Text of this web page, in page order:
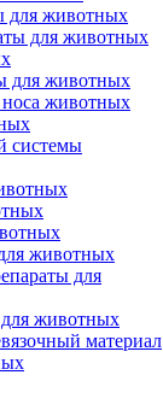
для животных
для животных
для животных
носа животных
системы
животных
для
животных
материал